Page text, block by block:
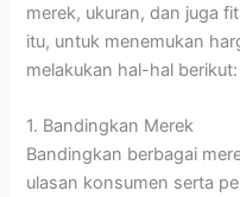
merek, ukuran, dan juga
itu, untuk menemukan
melakukan hal-hal berikut:
1. Bandingkan Merek
Bandingkan berbagai
ulasan konsumen serta